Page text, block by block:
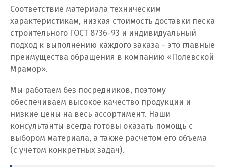
Кузино
Курск
Кушва
Лангепас
Липецк
Лобня
Соответствие материала техническим
характеристикам, низкая стоимость доставки песка
строительного ГОСТ 8736-93 и индивидуальный
подход к выполнению каждого заказа – это главные
преимущества обращения в компанию «Полевской
Мрамор».
Мы работаем без посредников, поэтому
обеспечиваем высокое качество продукции и
низкие цены на весь ассортимент. Наши
консультанты всегда готовы оказать помощь с
выбором материала, а также расчетом его объема
(с учетом конкретных задач).